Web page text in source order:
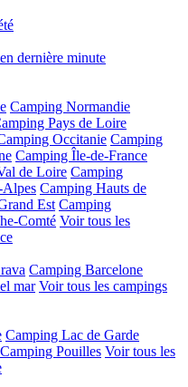
dernière minute
Camping Normandie
Pays de Loire
Occitanie Camping
Camping Île-de-France
de Loire Camping
Alpes Camping Hauts de
Est Camping
Comté Voir tous les
Camping Barcelone
mar Voir tous les campings
Camping Lac de Garde
Camping Pouilles Voir tous les